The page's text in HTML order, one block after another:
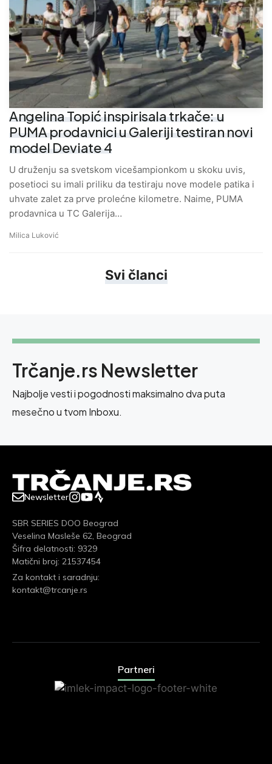
Angelina Topić inspirisala trkače: u
PUMA prodavnici u Galeriji testiran novi
model Deviate 4
U druženju sa svetskom vicešampionkom u skoku uvis,
posetioci su imali priliku da testiraju nove modele patika i
uhvate zalet za prve prolećne kilometre. Naime, PUMA
prodavnica u TC Galerija…
Milica Luković
Svi članci
Trčanje.rs Newsletter
Najbolje vesti i pogodnosti maksimalno dva puta
mesečno u tvom Inboxu.
Newsletter
SBR SERIES DOO Beograd
Veselina Masleše 62, Beograd
Šifra delatnosti: 9329
Matični broj: 21537454
Za kontakt i saradnju:
kontakt@trcanje.rs
Partneri